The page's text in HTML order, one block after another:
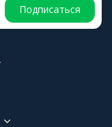
Подписаться